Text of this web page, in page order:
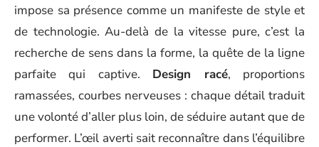
impose sa présence comme un manifeste de style et
de technologie. Au-delà de la vitesse pure, c’est la
recherche de sens dans la forme, la quête de la ligne
parfaite qui captive. Design racé, proportions
ramassées, courbes nerveuses : chaque détail traduit
une volonté d’aller plus loin, de séduire autant que de
performer. L’œil averti sait reconnaître dans l’équilibre